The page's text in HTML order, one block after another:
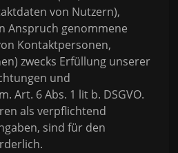
von Nutzern),
Anspruch genommene
Kontaktpersonen,
zwecks Erfüllung unserer
und
Art. 6 Abs. 1 lit b. DSGVO.
als verpflichtend
sind für den